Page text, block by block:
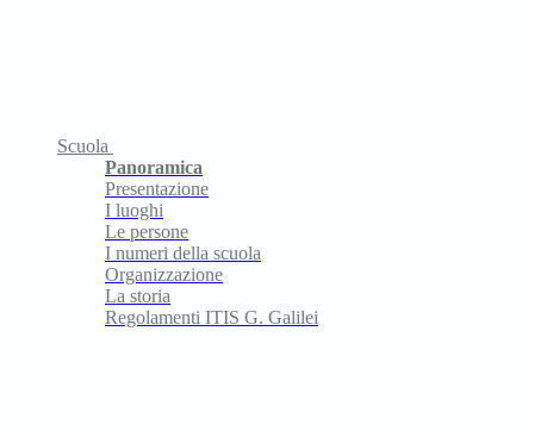
Scuola
Panoramica
Presentazione
I luoghi
Le persone
I numeri della scuola
Organizzazione
La storia
Regolamenti ITIS G. Galilei